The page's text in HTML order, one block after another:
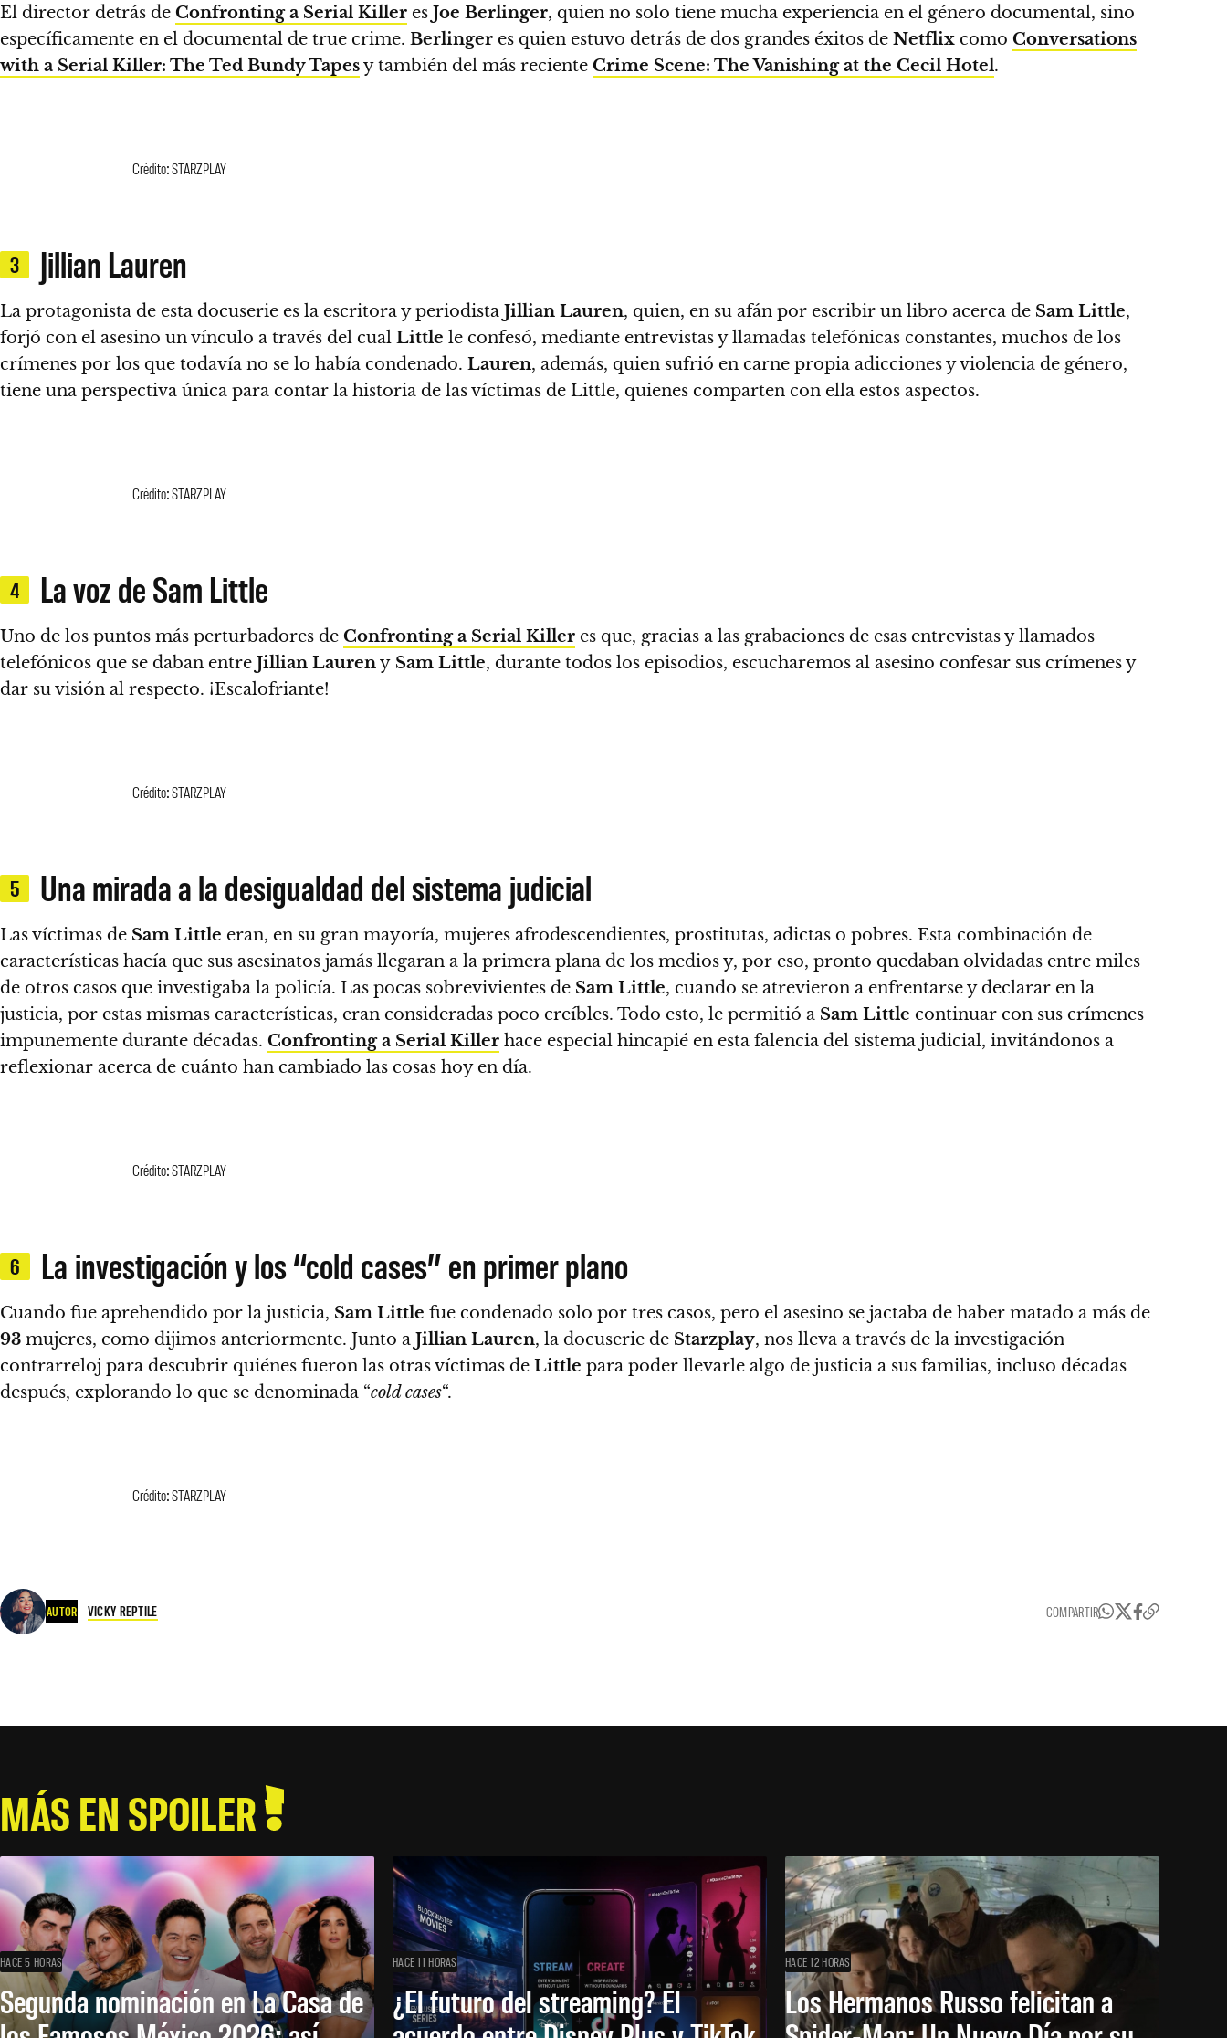
El director detrás de Confronting a Serial Killer es Joe Berlinger, quien no solo tiene mucha experiencia en el género documental, sino
específicamente en el documental de true crime. Berlinger es quien estuvo detrás de dos grandes éxitos de Netflix como Conversations
with a Serial Killer: The Ted Bundy Tapesy también del más reciente Crime Scene: The Vanishing at the Cecil Hotel.
Crédito: STARZPLAY
3 Jillian Lauren
La protagonista de esta docuserie es la escritora y periodista Jillian Lauren, quien, en su afán por escribir un libro acerca de Sam Little,
forjó con el asesino un vínculo a través del cual Little le confesó, mediante entrevistas y llamadas telefónicas constantes, muchos de los
crímenes por los que todavía no se lo había condenado. Lauren, además, quien sufrió en carne propia adicciones y violencia de género,
tiene una perspectiva única para contar la historia de las víctimas de Little, quienes comparten con ella estos aspectos.
Crédito: STARZPLAY
4 La voz de Sam Little
Uno de los puntos más perturbadores de Confronting a Serial Killer es que, gracias a las grabaciones de esas entrevistas y llamados
telefónicos que se daban entre Jillian Laureny Sam Little, durante todos los episodios, escucharemos al asesino confesar sus crímenesy
dar su visión al respecto. ¡Escalofriante!
Crédito: STARZPLAY
5 Una mirada a la desigualdad del sistema judicial
Las víctimas de Sam Little eran, en su gran mayoría, mujeres afrodescendientes, prostitutas, adictas o pobres. Esta combinación de
características hacía que sus asesinatos jamás llegaran a la primera plana de los medios y, por eso, pronto quedaban olvidadas entre miles
de otros casos que investigaba la policía. Las pocas sobrevivientes de Sam Little, cuando se atrevieron a enfrentarse y declarar en la
justicia, por estas mismas características, eran consideradas poco creíbles. Todo esto, le permitió a Sam Little continuar con sus crímenes
impunemente durante décadas. Confronting a Serial Killer hace especial hincapié en esta falencia del sistema judicial, invitándonos a
reflexionar acerca de cuánto han cambiado las cosas hoy en día.
Crédito: STARZPLAY
6 La investigación y los “cold cases” en primer plano
Cuando fue aprehendido por la justicia, Sam Little fue condenado solo por tres casos, pero el asesino se jactaba de haber matado a más de
93 mujeres, como dijimos anteriormente. Junto a Jillian Lauren, la docuserie de Starzplay, nos lleva a través de la investigación
contrarreloj para descubrir quiénes fueron las otras víctimas de Little para poder llevarle algo de justicia a sus familias, incluso décadas
después, explorando lo que se denominada “cold cases“.
Crédito: STARZPLAY
AUTOR VICKY REPTILE COMPARTIR
MÁS EN SPOILER
HACE 5 HORAS
Segunda nominación en La Casa de
HACE 11 HORAS
¿El futuro del streaming? El
HACE 12 HORAS
Los Hermanos Russo felicitan a